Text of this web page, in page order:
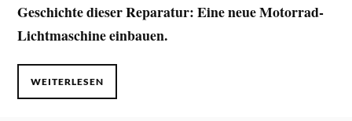
Geschichte dieser Reparatur: Eine neue Motorrad-
Lichtmaschine einbauen.
WEITERLESEN